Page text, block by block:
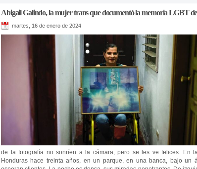
Abigail Galindo, la mujer trans que documentó la memoria LGBT
martes, 16 de enero de 2024
de la fotografía no sonríen a la cámara, pero se les ve felices. En
Honduras hace treinta años, en un parque, en una banca, bajo un